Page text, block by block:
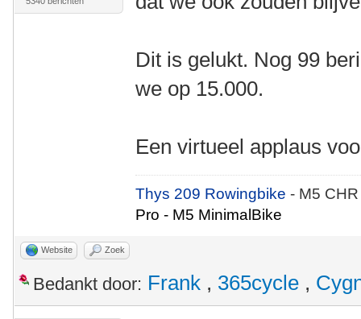
Dit is gelukt. Nog 99
we op 15.000.
Een virtueel applaus
Thys 209 Rowingbike- M5
Pro - M5 MinimalBike
Website Zoek
Bedankt door: Frank , 365cycle ,